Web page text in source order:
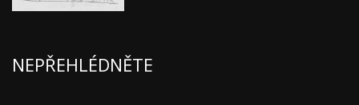
NEPŘEHLÉDNĚTE